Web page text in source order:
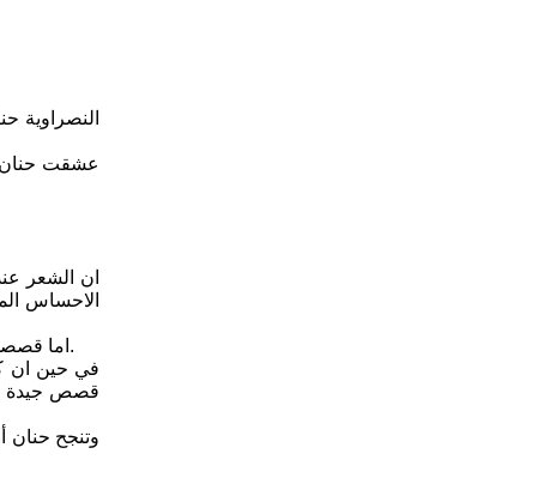
النصراوية
عشقت حنان
ان الشعر
الاحساس
اما قصصها فهي تصور مواضيع وقضايا حياتية مستقاة من واقعنا الاجتماعي المعاش، وهي تأخذنا معها بلباقة وعفوية وسلاسة الى عالمها الأدبي الخاص.
في حين ان
قصص جيدة
وتنجح حنان